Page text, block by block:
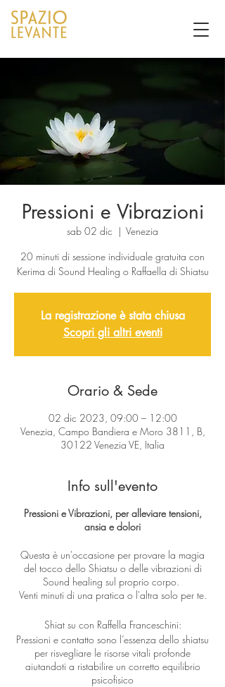
Pressioni e Vibrazioni
sab 02 dic
  |
Venezia
20 minuti di sessione individuale gratuita con
Kerima di Sound Healing o Raffaella di Shiatsu
La registrazione è stata chiusa
Scopri gli altri eventi
Orario & Sede
02 dic 2023, 09:00 – 12:00
Venezia, Campo Bandiera e Moro 3811, B,
30122 Venezia VE, Italia
Info sull'evento
Pressioni e Vibrazioni, per alleviare tensioni,
ansia e dolori
Questa è un'occasione per provare la magia
del tocco dello Shiatsu o delle vibrazioni di
Sound healing sul proprio corpo.
Venti minuti di una pratica o l'altra solo per te.
Shiat su con Raffella Franceschini:
Pressioni e contatto sono l’essenza dello shiatsu
per risvegliare le risorse vitali profonde
aiutandoti a ristabilire un corretto equilibrio
psicofisico